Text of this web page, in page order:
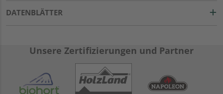
DATENBLÄTTER
Unsere Zertifizierungen und Partner